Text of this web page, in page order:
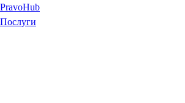
PravoHub
Послуги